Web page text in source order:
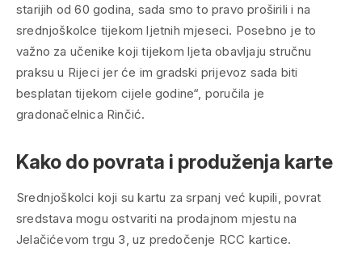
starijih od 60 godina, sada smo to pravo proširili i na
srednjoškolce tijekom ljetnih mjeseci. Posebno je to
važno za učenike koji tijekom ljeta obavljaju stručnu
praksu u Rijeci jer će im gradski prijevoz sada biti
besplatan tijekom cijele godine“, poručila je
gradonačelnica Rinčić.
Kako do povrata i produženja karte
Srednjoškolci koji su kartu za srpanj već kupili, povrat
sredstava mogu ostvariti na prodajnom mjestu na
Jelačićevom trgu 3, uz predočenje RCC kartice.